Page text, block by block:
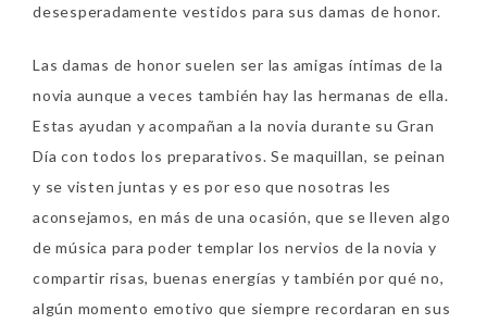
desesperadamente vestidos para sus damas de honor.
Las damas de honor suelen ser las amigas íntimas de la
novia aunque a veces también hay las hermanas de ella.
Estas ayudan y acompañan a la novia durante su Gran
Día con todos los preparativos. Se maquillan, se peinan
y se visten juntas y es por eso que nosotras les
aconsejamos, en más de una ocasión, que se lleven algo
de música para poder templar los nervios de la novia y
compartir risas, buenas energías y también por qué no,
algún momento emotivo que siempre recordaran en sus